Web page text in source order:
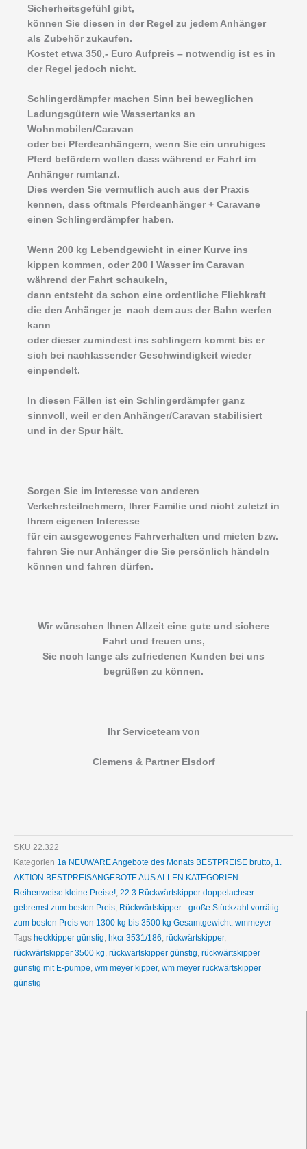
Sicherheitsgefühl gibt,
können Sie diesen in der Regel zu jedem Anhänger
als Zubehör zukaufen.
Kostet etwa 350,- Euro Aufpreis – notwendig ist es in
der Regel jedoch nicht.
Schlingerdämpfer machen Sinn bei beweglichen
Ladungsgütern wie Wassertanks an
Wohnmobilen/Caravan
oder bei Pferdeanhängern, wenn Sie ein unruhiges
Pferd befördern wollen dass während er Fahrt im
Anhänger rumtanzt.
Dies werden Sie vermutlich auch aus der Praxis
kennen, dass oftmals Pferdeanhänger + Caravane
einen Schlingerdämpfer haben.
Wenn 200 kg Lebendgewicht in einer Kurve ins
kippen kommen, oder 200 l Wasser im Caravan
während der Fahrt schaukeln,
dann entsteht da schon eine ordentliche Fliehkraft
die den Anhänger je nach dem aus der Bahn werfen
kann
oder dieser zumindest ins schlingern kommt bis er
sich bei nachlassender Geschwindigkeit wieder
einpendelt.
In diesen Fällen ist ein Schlingerdämpfer ganz
sinnvoll, weil er den Anhänger/Caravan stabilisiert
und in der Spur hält.
Sorgen Sie im Interesse von anderen
Verkehrsteilnehmern, Ihrer Familie und nicht zuletzt in
Ihrem eigenen Interesse
für ein ausgewogenes Fahrverhalten und mieten bzw.
fahren Sie nur Anhänger die Sie persönlich händeln
können und fahren dürfen.
Wir wünschen Ihnen Allzeit eine gute und sichere
Fahrt und freuen uns,
Sie noch lange als zufriedenen Kunden bei uns
begrüßen zu können.
Ihr Serviceteam von
Clemens & Partner Elsdorf
SKU 22.322
Kategorien 1a NEUWARE Angebote des Monats BESTPREISE brutto, 1.
AKTION BESTPREISANGEBOTE AUS ALLEN KATEGORIEN -
Reihenweise kleine Preise!, 22.3 Rückwärtskipper doppelachser
gebremst zum besten Preis, Rückwärtskipper - große Stückzahl vorrätig
zum besten Preis von 1300 kg bis 3500 kg Gesamtgewicht, wmmeyer
Tags heckkipper günstig, hkcr 3531/186, rückwärtskipper,
rückwärtskipper 3500 kg, rückwärtskipper günstig, rückwärtskipper
günstig mit E-pumpe, wm meyer kipper, wm meyer rückwärtskipper
günstig